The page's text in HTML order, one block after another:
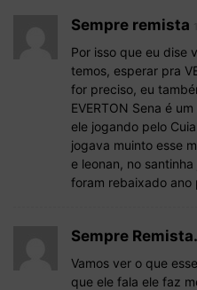
Sempre remista
Por isso que eu dise
temos, esperar pra
for preciso, eu
EVERTON Sena é
ele jogando pelo
jogava muinto esse
e leonan, no
foram rebaixado ano
Sempre Remista.
Vamos ver o que
que ele fala ele faz